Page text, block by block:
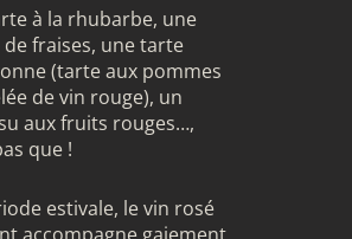
à la rhubarbe, une
de fraises, une tarte
(tarte aux pommes
de vin rouge), un
aux fruits rouges…,
que !
estivale, le vin rosé